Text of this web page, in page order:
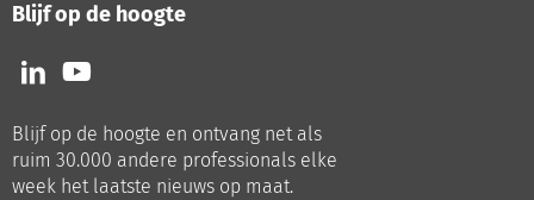
Blijf op de hoogte
Volg
ons
LinkedIn
Volg
ons
Youtube
Blijf op de hoogte en ontvang net als
ruim 30.000 andere professionals elke
week het laatste nieuws op maat.